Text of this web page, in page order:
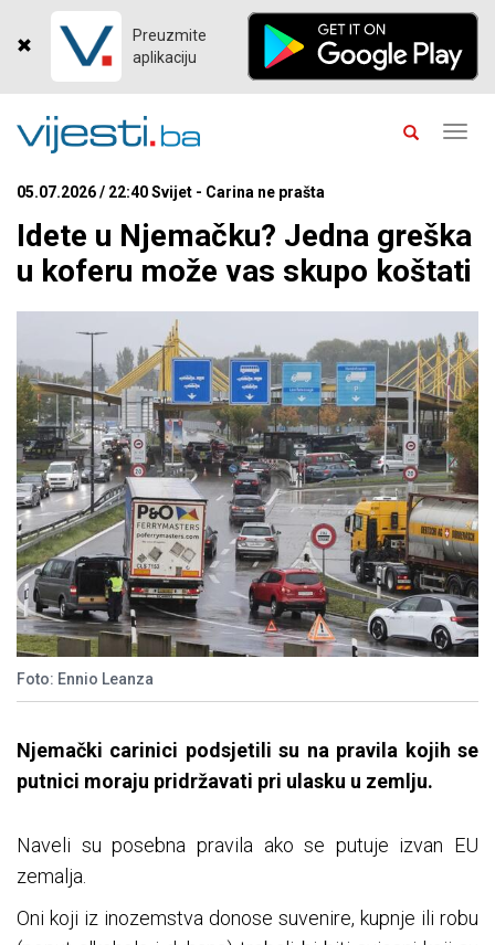
Preuzmite
aplikaciju
05.07.2026 / 22:40 Svijet - Carina ne prašta
Idete u Njemačku? Jedna greška
u koferu može vas skupo koštati
Foto: Ennio Leanza
Njemački carinici podsjetili su na pravila kojih se
putnici moraju pridržavati pri ulasku u zemlju.
Naveli su posebna pravila ako se putuje izvan EU
zemalja.
Oni koji iz inozemstva donose suvenire, kupnje ili robu